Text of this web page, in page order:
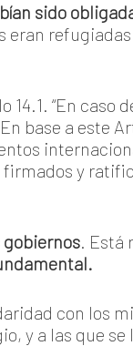
sido
eran
“En caso
base a este
y
gobiernos. Está
con los
y a las que se